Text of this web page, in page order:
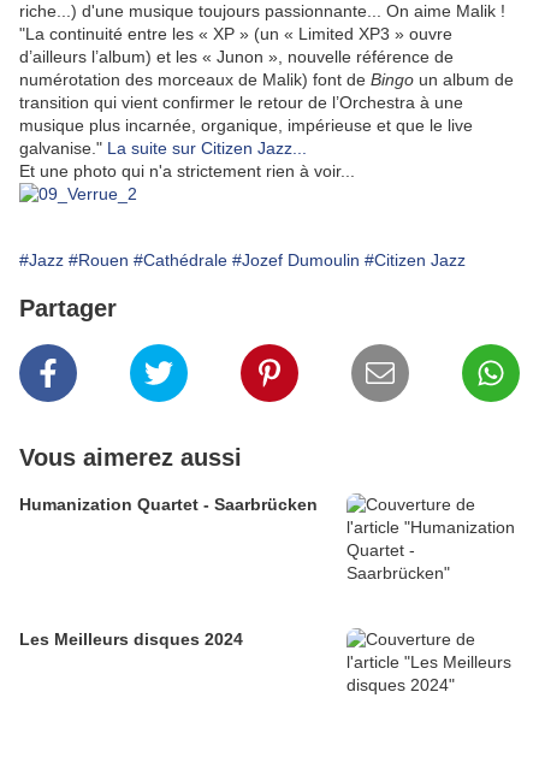
riche...) d'une musique toujours passionnante... On aime Malik !
"La continuité entre les « XP » (un « Limited XP3 » ouvre
d’ailleurs l’album) et les « Junon », nouvelle référence de
numérotation des morceaux de Malik) font de Bingo un album de
transition qui vient confirmer le retour de l’Orchestra à une
musique plus incarnée, organique, impérieuse et que le live
galvanise." La suite sur Citizen Jazz...
Et une photo qui n'a strictement rien à voir...
#Jazz #Rouen #Cathédrale #Jozef Dumoulin #Citizen Jazz
Partager
Vous aimerez aussi
Humanization Quartet - Saarbrücken
Les Meilleurs disques 2024